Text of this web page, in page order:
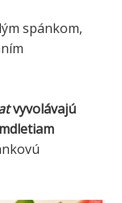
spánkom,
vyvolávajú